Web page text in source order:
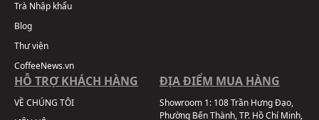
Trà Nhập khẩu
Blog
Thư viện
CoffeeNews.vn
HỖ TRỢ KHÁCH HÀNG
VỀ CHÚNG TÔI
ĐỊA ĐIỂM MUA HÀNG
Showroom 1: 108 Trần Hưng Đạo,
Phường Bến Thành, TP. Hồ Chí Minh,